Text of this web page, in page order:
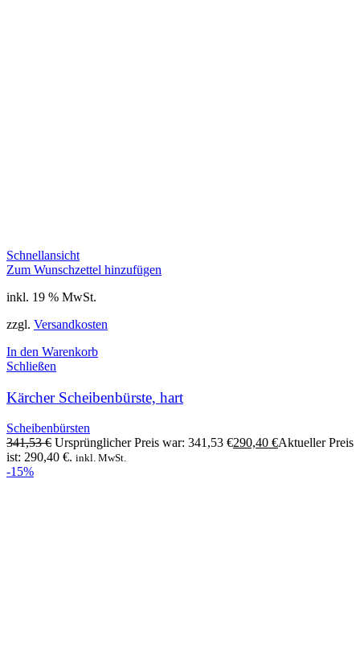
Schnellansicht
Zum Wunschzettel hinzufügen
inkl. 19 % MwSt.
zzgl. Versandkosten
In den Warenkorb
Schließen
Kärcher Scheibenbürste, hart
Scheibenbürsten
341,53€ Ursprünglicher Preis war: 341,53 €290,40 €Aktueller Preis
ist: 290,40 €. inkl. MwSt.
-15%